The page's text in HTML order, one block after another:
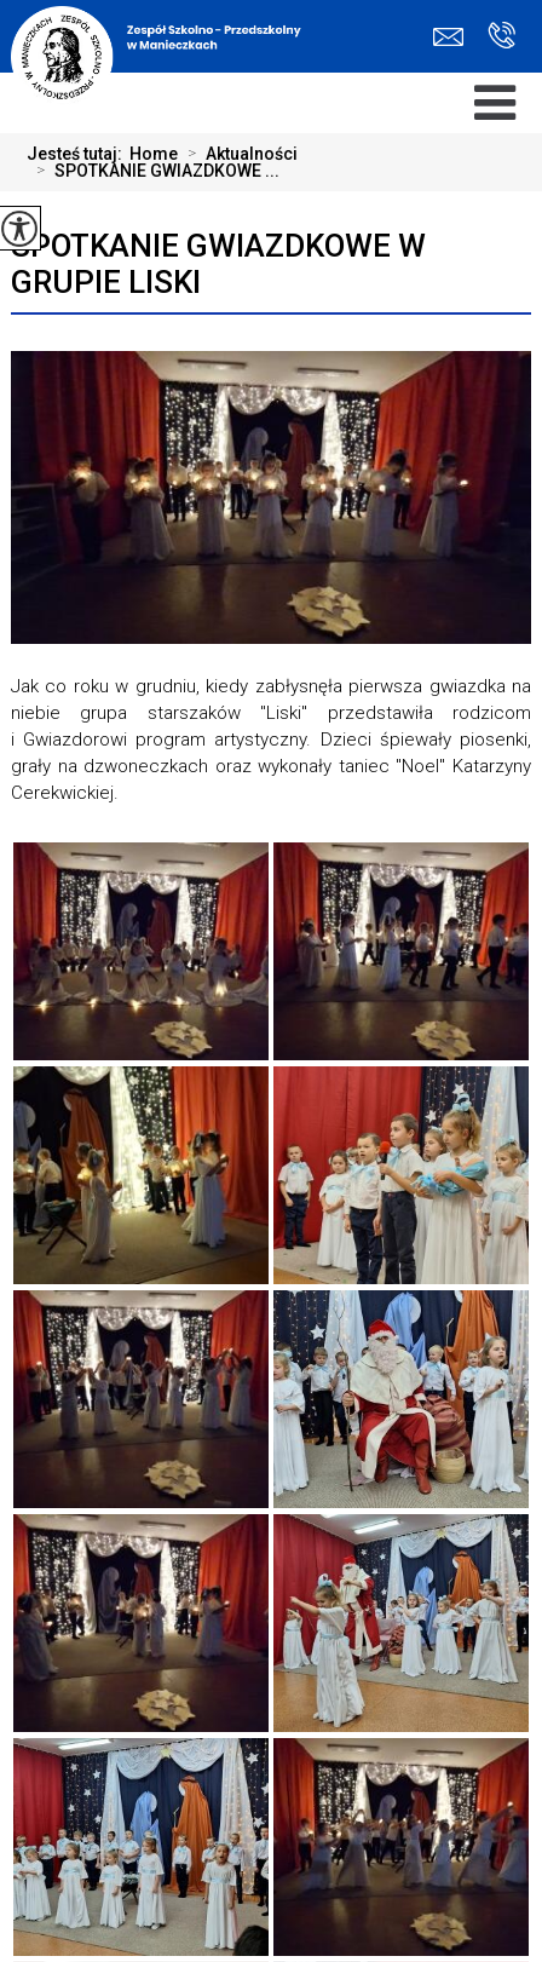
Jesteś tutaj: Home > Aktualności
> SPOTKANIE GWIAZDKOWE ...
SPOTKANIE GWIAZDKOWE W
GRUPIE LISKI
Jak co roku w grudniu, kiedy zabłysnęła pierwsza gwiazdka na
niebie grupa starszaków "Liski" przedstawiła rodzicom
i Gwiazdorowi program artystyczny. Dzieci śpiewały piosenki,
grały na dzwoneczkach oraz wykonały taniec "Noel" Katarzyny
Cerekwickiej.